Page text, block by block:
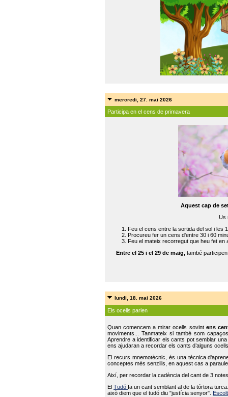
mercredi, 27. mai 2026
Participa en el cens de primavera
Aquest cap de
Us
Feu el cens entre la sortida del sol i les
Procureu fer un cens d'entre 30 i 60
Feu el mateix recorregut que heu fet en
Entre el 25 i el 29 de maig, també
lundi, 18. mai 2026
Els ocells parlen
Quan comencem a mirar ocells sovint ens
moviments... Tanmateix si també som
Aprendre a identificar els cants pot semblar
ens ajudaran a recordar els cants d’alguns
El recurs mnemotècnic, és una tècnica
conceptes més senzills, en aquest cas a
Així, per recordar la cadència del cant de 3
ElTudófa un cant semblant al de la tórtora
això diem que el tudó diu "justícia senyor".